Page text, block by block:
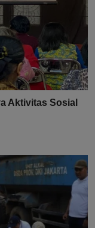
Aktivitas Sosial